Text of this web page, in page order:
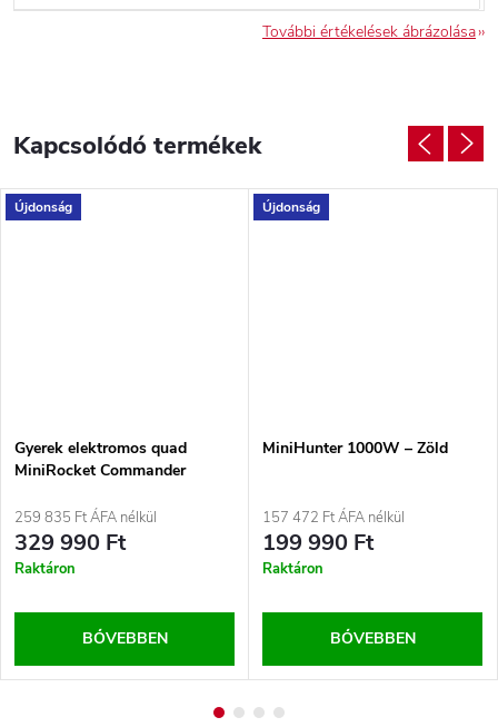
További értékelések ábrázolása
Kapcsolódó termékek
Újdonság
Gyerek elektromos quad
MiniRocket Commander
259 835 Ft ÁFA nélkül
329 990 Ft
Raktáron
BŐVEBBEN
Újdonság
MiniHunter 1000W – Zöld
157 472 Ft ÁFA nélkül
199 990 Ft
Raktáron
BŐVEBBEN